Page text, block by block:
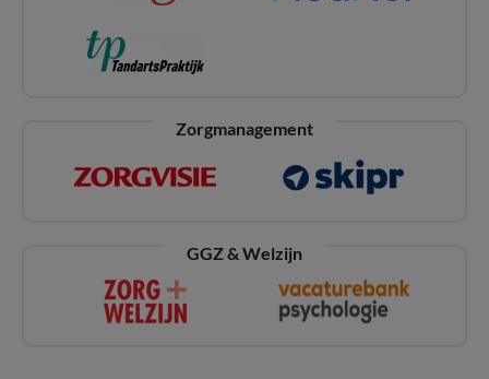
Zorgmanagement
GGZ & Welzijn